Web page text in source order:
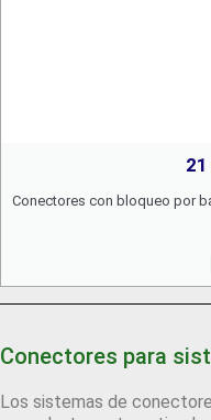
Conectores con bloqueo por
Conectores para
Los sistemas de